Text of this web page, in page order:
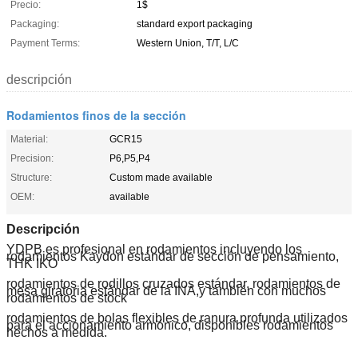
Precio:
1$
Packaging:
standard export packaging
Payment Terms:
Western Union, T/T, L/C
descripción
Rodamientos finos de la sección
Material:
GCR15
Precision:
P6,P5,P4
Structure:
Custom made available
OEM:
available
Descripción
YDPB es profesional en rodamientos incluyendo los
rodamientos Kaydon estándar de sección de pensamiento,
THK IKO
rodamientos de rodillos cruzados estándar, rodamientos de
mesa giratoria estándar de la INA,y también con muchos
rodamientos de stock
rodamientos de bolas flexibles de ranura profunda utilizados
para el accionamiento armónico, disponibles rodamientos
hechos a medida.